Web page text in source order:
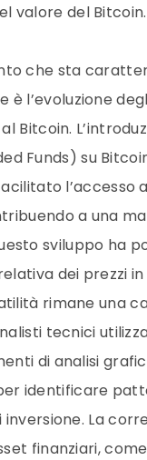
valore del Bitcoin.
che sta
è l’evoluzione
Bitcoin.
Funds) su
l’accesso
a una
sviluppo ha
dei prezzi
rimane una
tecnici
di analisi
identificare
inversione. La
finanziari,